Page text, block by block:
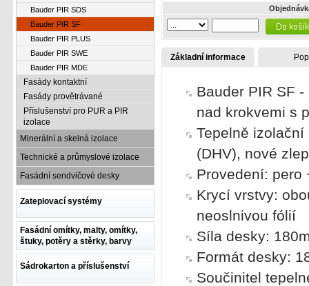
Bauder PIR SDS
Bauder PIR SF
Bauder PIR PLUS
Bauder PIR SWE
Bauder PIR MDE
Fasády kontaktní
Fasády provětrávané
Příslušenství pro PUR a PIR
izolace
Minerální a skelná izolace
Technické a průmyslové izolace
Fasádní sendvičové desky
Zateplovací systémy
Fasádní omítky, malty, omítky,
štuky, potěry a stěrky, barvy
Sádrokarton a příslušenství
Základní informace
Bauder PIR SF
nad krokvemi s
Tepelně
(DHV), nové
Provedení: pero
Krycí vrstvy:
neoslnivou fólií
Síla desky:
Formát desky:
Součinitel